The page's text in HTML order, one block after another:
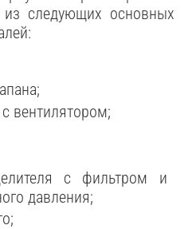
следующих основных
с вентилятором;
с фильтром и
давления;